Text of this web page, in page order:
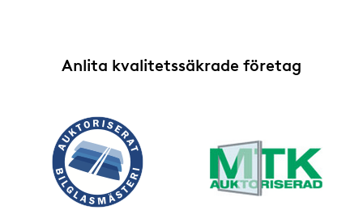
Anlita kvalitetssäkrade företag